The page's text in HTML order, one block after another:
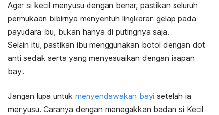
Agar si kecil menyusu dengan benar, pastikan seluruh
permukaan bibirnya menyentuh lingkaran gelap pada
payudara ibu, bukan hanya di putingnya saja.
Selain itu, pastikan ibu menggunakan botol dengan dot
anti sedak serta yang menyesuaikan dengan isapan
bayi.
Jangan lupa untuk menyendawakan bayi setelah ia
menyusu. Caranya dengan menegakkan badan si Kecil